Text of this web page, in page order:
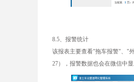
8.5、报警统计
该报表主要查看"拖车报警"、"
27），报警数据也会在微信中